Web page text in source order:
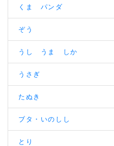
くま パンダ
ぞう
うし うま しか
うさぎ
たぬき
ブタ・いのしし
とり